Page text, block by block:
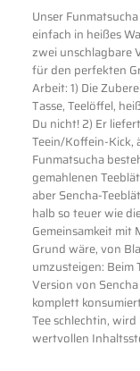
Unser
einfach in heißes
zwei unschlagbare
für den perfekten
Arbeit: 1) Die
Tasse, Teelöffel,
Du nicht! 2) Er
Teein/Koffein-Kick,
Funmatsucha
gemahlenen
aber Sencha-
halb so teuer wie
Gemeinsamkeit mit
Grund wäre, von
umzusteigen: Beim
Version von
komplett
Tee schlechtin,
wertvollen